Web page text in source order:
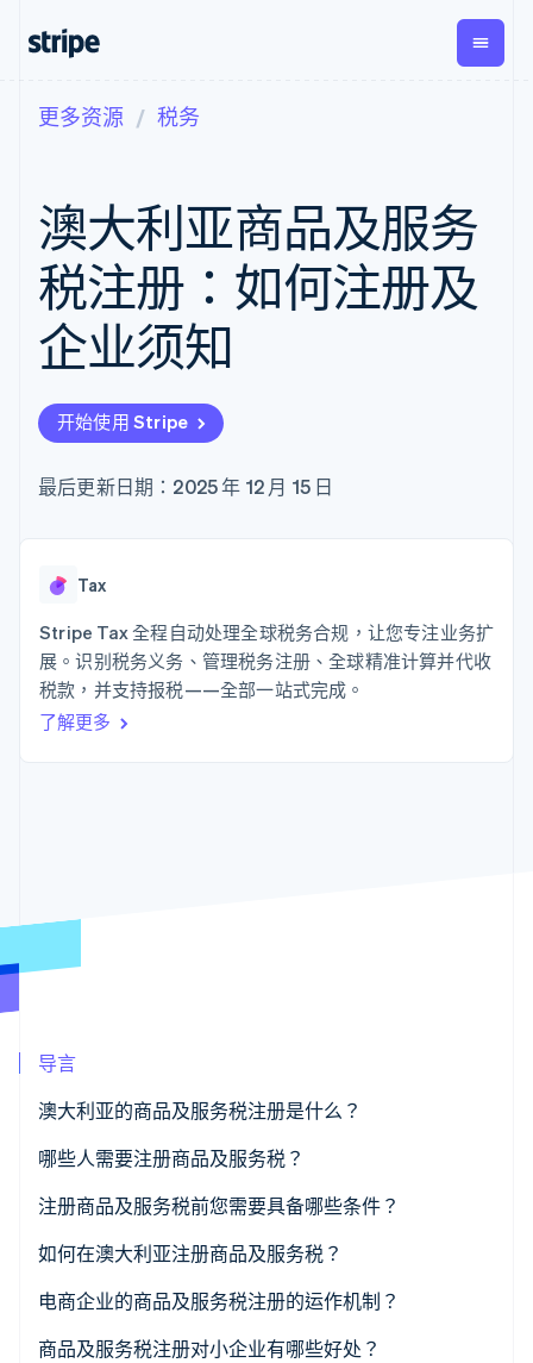
支付
在线支付
Managed
Payments
备案商家解决
方案
Payment links
无代码支付
预构建支付界
面
Elements
支付方式
125+
Boost
支付成功率优
化
Link
加速结账
经常性收入
Metronome
按用量计费
Subscriptions
订阅管理
Invoicing
一次性或定期
Tax
销售税和增值
Recognition
Stripe Sigma
Global
Payouts
向第三
方打款
更多
Climate
Stripe Sessions 2026
了解 Stripe 如何为 AI 构建经济基础设施。
立即观看
按企业阶段
按应用场景
智能体商务
加密货币
嵌入式金融
财务自动化
全球化企业
交易市场
按行业
AI 企业
酒店、旅游与休闲
文档
库与 SDK
Stripe Apps
指南
实施预建结账流程
构建平台或交易市场
管理订阅
发行稳定币支持的支付卡
应用程序集成
代码示例
开发者博客
学习
指南
支持
获取支持
专业服务
公司
产品路线图
Stripe Press
联系销售
更多资源 税务
澳大利亚商品及服务
税注册：如何注册及
企业须知
开始使用 Stripe
最后更新日期：2025 年 12 月 15 日
Tax
Stripe Tax 全程自动处理全球税务合规，让您专注业务扩
展。识别税务义务、管理税务注册、全球精准计算并代收
税款，并支持报税——全部一站式完成。
了解更多
导言
澳大利亚的商品及服务税注册是什么？
哪些人需要注册商品及服务税？
注册商品及服务税前您需要具备哪些条件？
如何在澳大利亚注册商品及服务税？
电商企业的商品及服务税注册的运作机制？
商品及服务税注册对小企业有哪些好处？